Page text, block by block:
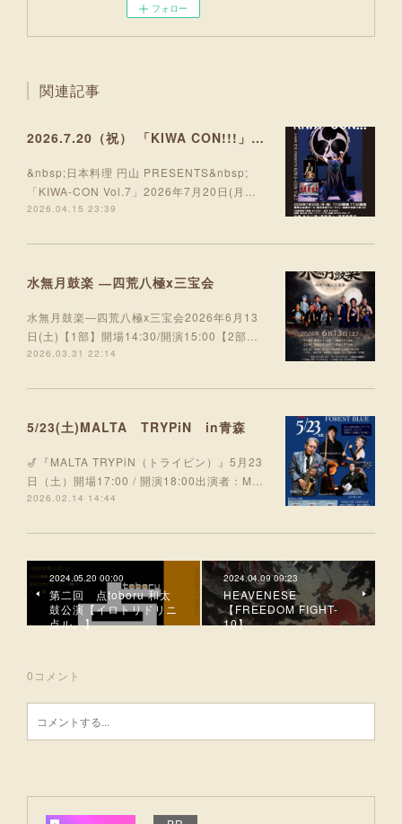
フォロー
関連記事
2026.7.20（祝） 「KIWA CON!!!」出演
&nbsp;日本料理 円山 PRESENTS&nbsp;
「KIWA-CON Vol.7」2026年7月20日(月…
2026.04.15 23:39
水無月鼓楽 ―四荒八極x三宝会
水無月鼓楽―四荒八極x三宝会2026年6月13
日(土)【1部】開場14:30/開演15:00【2部…
2026.03.31 22:14
5/23(土)MALTA TRYPiN in青森
🎷『MALTA TRYPiN（トライピン）』5月23
日（土）開場17:00 / 開演18:00出演者：M…
2026.02.14 14:44
2024.05.20 00:00
第二回 点toboru 和太
鼓公演【イロトリドリニ
点ル。】
2024.04.09 09:23
HEAVENESE
【FREEDOM FIGHT-
10】
0 コメント